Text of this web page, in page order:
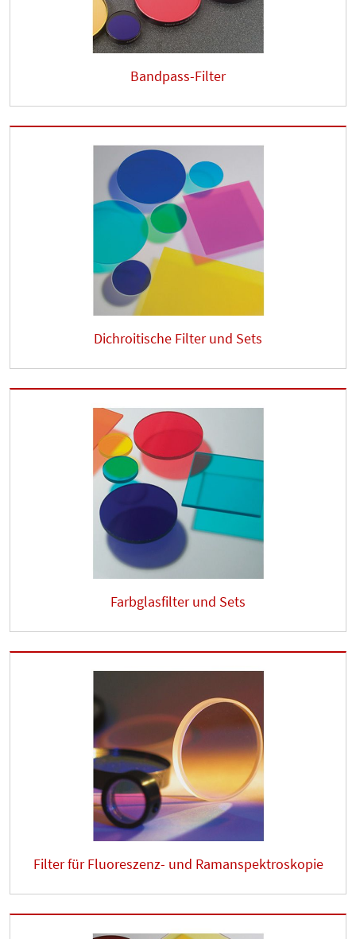
Bandpass-Filter
Dichroitische Filter und Sets
Farbglasfilter und Sets
Filter für Fluoreszenz- und Ramanspektroskopie